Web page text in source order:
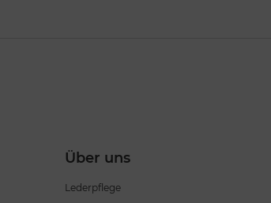
Über uns
Lederpflege